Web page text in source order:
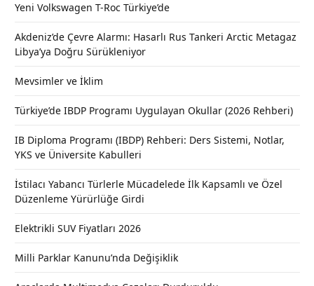
Yeni Volkswagen T-Roc Türkiye’de
Akdeniz’de Çevre Alarmı: Hasarlı Rus Tankeri Arctic Metagaz
Libya’ya Doğru Sürükleniyor
Mevsimler ve İklim
Türkiye’de IBDP Programı Uygulayan Okullar (2026 Rehberi)
IB Diploma Programı (IBDP) Rehberi: Ders Sistemi, Notlar,
YKS ve Üniversite Kabulleri
İstilacı Yabancı Türlerle Mücadelede İlk Kapsamlı ve Özel
Düzenleme Yürürlüğe Girdi
Elektrikli SUV Fiyatları 2026
Milli Parklar Kanunu’nda Değişiklik